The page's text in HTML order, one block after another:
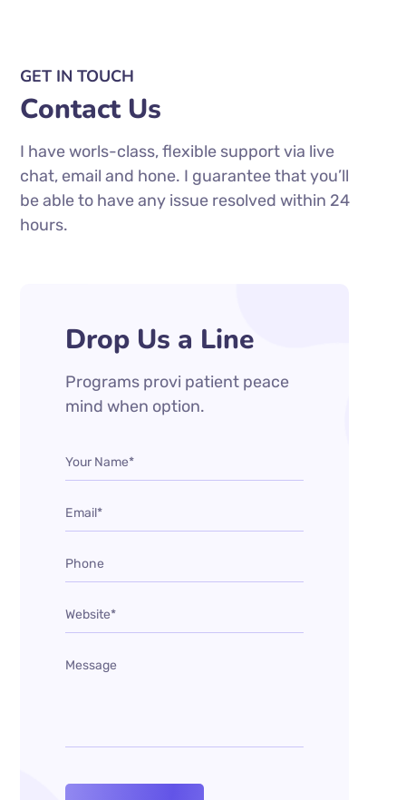
GET IN TOUCH
Contact Us
I have worls-class, flexible support via live
chat, email and hone. I guarantee that you’ll
be able to have any issue resolved within 24
hours.
Drop Us a Line
Programs provi patient peace
mind when option.